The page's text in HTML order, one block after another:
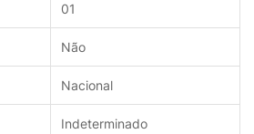
01
Não
Nacional
Indeterminado